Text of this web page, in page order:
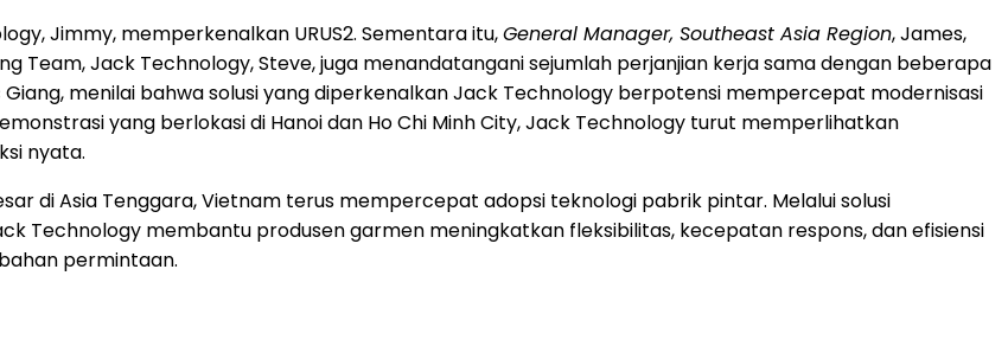
Jimmy, memperkenalkan URUS2. Sementara itu,General Manager, Southeast Asia Region, James,
Team, Jack Technology, Steve, juga menandatangani sejumlah perjanjian kerja sama dengan beberapa
Giang, menilai bahwa solusi yang diperkenalkan Jack Technology berpotensi mempercepat modernisasi
yang berlokasi di Hanoi dan Ho Chi Minh City, Jack Technology turut memperlihatkan
nyata.
di Asia Tenggara, Vietnam terus mempercepat adopsi teknologi pabrik pintar. Melalui solusi
Technology membantu produsen garmen meningkatkan fleksibilitas, kecepatan respons, dan efisiensi
permintaan.